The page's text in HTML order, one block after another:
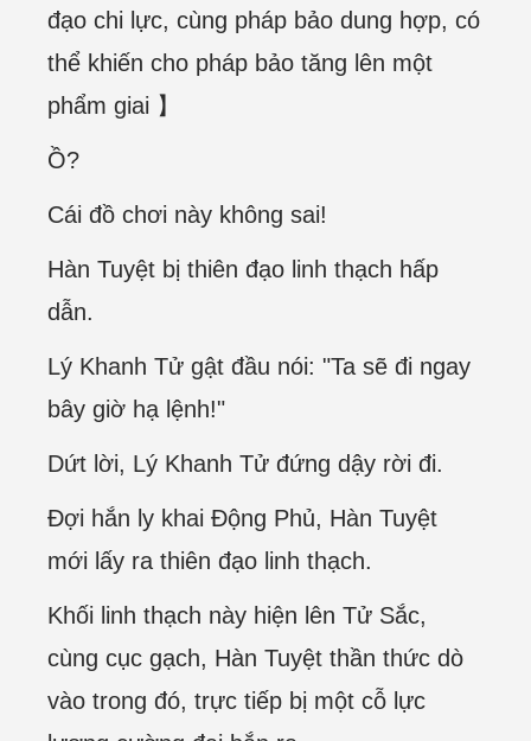
đạo chi lực, cùng pháp bảo dung hợp, có
thể khiến cho pháp bảo tăng lên một
phẩm giai 】
Ồ?
Cái đồ chơi này không sai!
Hàn Tuyệt bị thiên đạo linh thạch hấp
dẫn.
Lý Khanh Tử gật đầu nói: "Ta sẽ đi ngay
bây giờ hạ lệnh!"
Dứt lời, Lý Khanh Tử đứng dậy rời đi.
Đợi hắn ly khai Động Phủ, Hàn Tuyệt
mới lấy ra thiên đạo linh thạch.
Khối linh thạch này hiện lên Tử Sắc,
cùng cục gạch, Hàn Tuyệt thần thức dò
vào trong đó, trực tiếp bị một cỗ lực